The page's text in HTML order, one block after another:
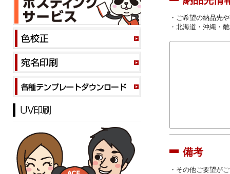
・ご希望の納品先
・北海道・沖縄・
備考
・その他ご要望が